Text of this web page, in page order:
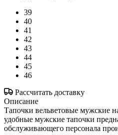
39
40
41
42
43
44
45
46
Рассчитать доставку
Описание
Тапочки вельветовые мужские
удобные мужские тапочки
обслуживающего персонала